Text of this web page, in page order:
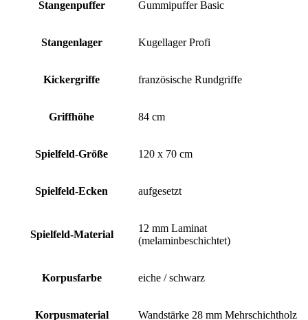
Stangenpuffer Gummipuffer Basic
Stangenlager Kugellager Profi
Kickergriffe französische Rundgriffe
Griffhöhe 84 cm
Spielfeld-Größe 120 x 70 cm
Spielfeld-Ecken aufgesetzt
Spielfeld-Material
12 mm Laminat
(melaminbeschichtet)
Korpusfarbe eiche / schwarz
Korpusmaterial Wandstärke 28 mm Mehrschichtholz